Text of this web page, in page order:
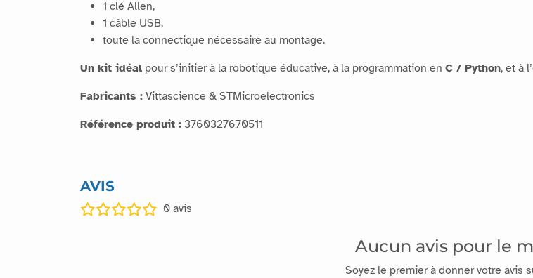
1 clé Allen,
1 câble USB,
toute la connectique nécessaire au montage.
Un kit idéal pour s’initier à la robotique éducative, à la programmation en C / Python, et à
Fabricants : Vittascience & STMicroelectronics
Référence produit : 3760327670511
AVIS
0 avis
Aucun avis pour le
Soyez le premier à donner votre avis